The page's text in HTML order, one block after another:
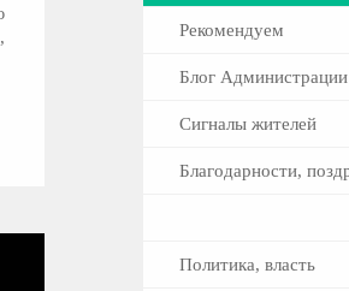
Рекомендуем
Блог Администрации
Сигналы жителей
Благодарности,
Политика, власть